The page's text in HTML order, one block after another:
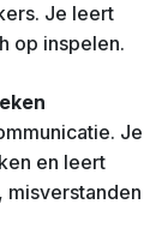
Je leert
op inspelen.
Je
en leert
misverstanden